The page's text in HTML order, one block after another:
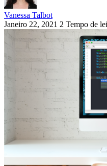
Vanessa Talbot
Janeiro 22, 2021 2 Tempo de